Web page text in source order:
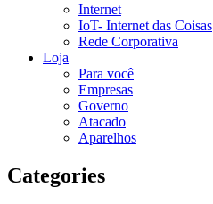
Internet
IoT- Internet das Coisas
Rede Corporativa
Loja
Para você
Empresas
Governo
Atacado
Aparelhos
Categories